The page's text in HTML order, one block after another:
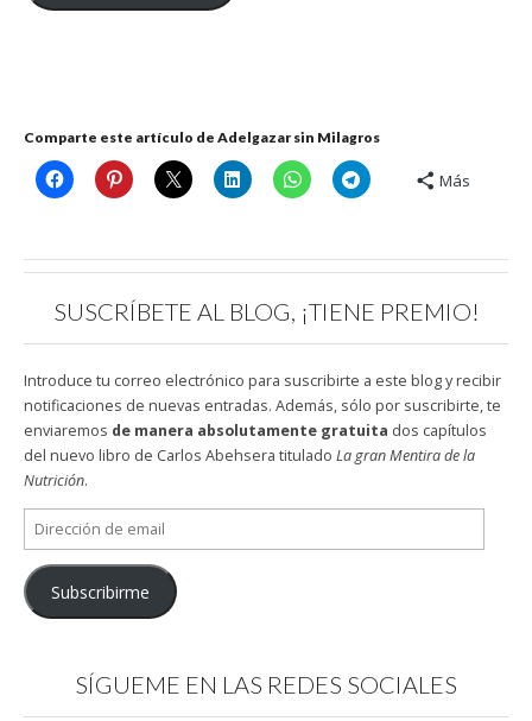
Comparte este artículo de Adelgazar sin Milagros
Más
SUSCRÍBETE AL BLOG, ¡TIENE PREMIO!
Introduce tu correo electrónico para suscribirte a este blog y recibir
notificaciones de nuevas entradas. Además, sólo por suscribirte, te
enviaremos de manera absolutamente gratuita dos capítulos
del nuevo libro de Carlos Abehsera titulado La gran Mentira de la
Nutrición.
Dirección
de
email
Subscribirme
SÍGUEME EN LAS REDES SOCIALES